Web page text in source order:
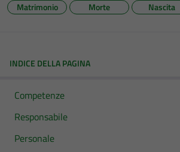
Matrimonio Morte Nascita
INDICE DELLA PAGINA
Competenze
Responsabile
Personale